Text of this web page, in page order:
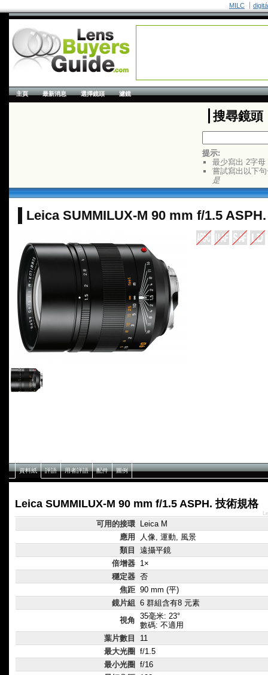
MILC
主頁 最新消息 選擇鏡頭 濾鏡
搜尋鏡頭
提示:
最少寫出 2字母
嘗試寫出以下
是
Leica SUMMILUX-M 90 mm f/1.5 ASPH.
資料紙 評語 用者評語 配件 圖例
Leica SUMMILUX-M 90 mm f/1.5 ASPH. 技術規格
可用的接環
Leica M
應用
人像, 運動, 風景
類目
遠攝平鏡
倍增器 1×
穩定器 否
焦距 90 mm (平)
鏡片組
6 群組含有8 元素
視角 35毫米: 23°
數碼: 不適用
葉片數目
11
最大光圈
f/1.5
最小光圈
f/16